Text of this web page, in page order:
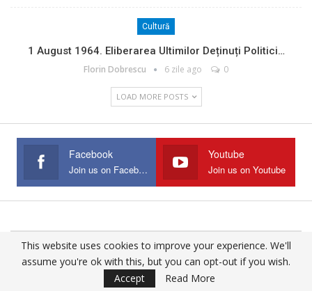
Cultură
1 August 1964. Eliberarea Ultimilor Deținuți Politici…
Florin Dobrescu 6 zile ago 0
LOAD MORE POSTS
Facebook
Join us on Facebook
Youtube
Join us on Youtube
© 2025 - All Rights Reserved.
Website Design:
This website uses cookies to improve your experience. We'll
assume you're ok with this, but you can opt-out if you wish.
Accept
Read More